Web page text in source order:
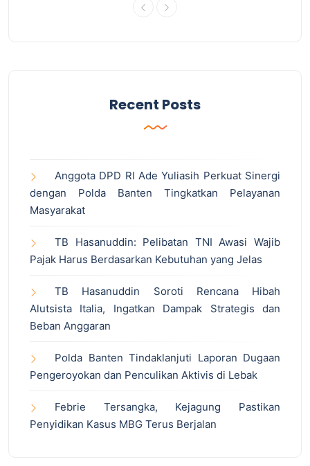
Recent Posts
Anggota DPD RI Ade Yuliasih Perkuat Sinergi
dengan Polda Banten Tingkatkan Pelayanan
Masyarakat
TB Hasanuddin: Pelibatan TNI Awasi Wajib
Pajak Harus Berdasarkan Kebutuhan yang Jelas
TB Hasanuddin Soroti Rencana Hibah
Alutsista Italia, Ingatkan Dampak Strategis dan
Beban Anggaran
Polda Banten Tindaklanjuti Laporan Dugaan
Pengeroyokan dan Penculikan Aktivis di Lebak
Febrie Tersangka, Kejagung Pastikan
Penyidikan Kasus MBG Terus Berjalan